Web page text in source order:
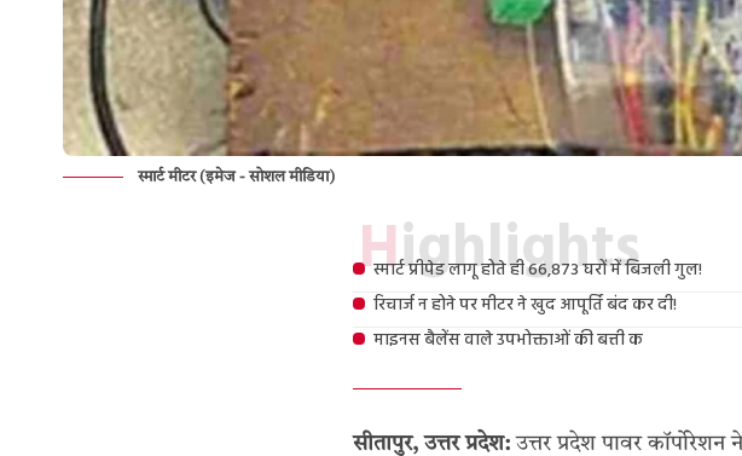
स्मार्ट मीटर (इमेज - सोशल मीडिया)
Highlights
स्मार्ट प्रीपेड लागू होते ही 66,873 घरों में बिजली गुल!
रिचार्ज न होने पर मीटर ने खुद आपूर्ति बंद कर दी!
माइनस बैलेंस वाले उपभोक्ताओं की बत्ती क
सीतापुर, उत्तर प्रदेश: उत्तर प्रदेश पावर कॉर्पोरेशन